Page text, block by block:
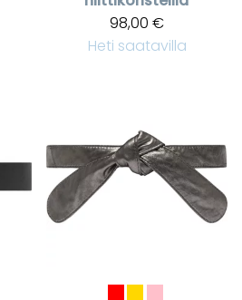
98,00 €
Heti saatavilla